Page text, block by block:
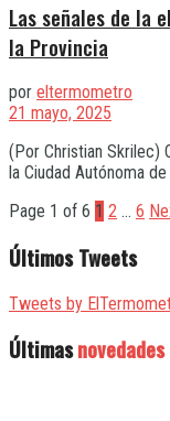
Las señales de la
la Provincia
por eltermometro
21 mayo, 2025
(Por Christian Skrilec)
la Ciudad Autónoma
Page 1 of 6 1 2 … 6
Últimos Tweets
Tweets by
Últimasnovedades